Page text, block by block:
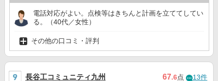
電話対応がよい。点検等はきちんと計画を立ててしてい
る。（40代／女性）
その他の口コミ・評判
長谷工コミュニティ九州 67.6点 13件